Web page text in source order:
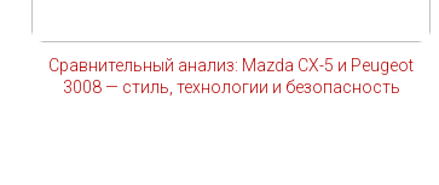
Сравнительный анализ: Mazda CX-5 и Peugeot
3008 — стиль, технологии и безопасность